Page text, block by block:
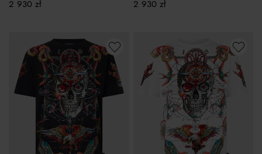
2 930 zł 2 930 zł